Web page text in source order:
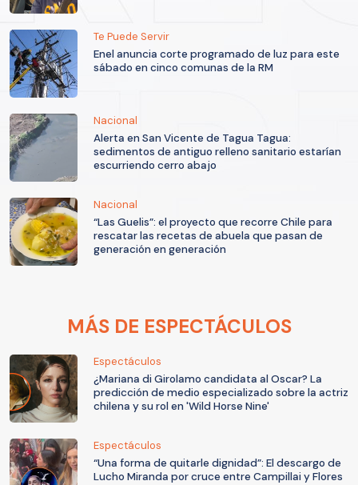
Te Puede Servir
Enel anuncia corte programado de luz para este
sábado en cinco comunas de la RM
Nacional
Alerta en San Vicente de Tagua Tagua:
sedimentos de antiguo relleno sanitario estarían
escurriendo cerro abajo
Nacional
“Las Guelis”: el proyecto que recorre Chile para
rescatar las recetas de abuela que pasan de
generación en generación
MÁS DE ESPECTÁCULOS
Espectáculos
¿Mariana di Girolamo candidata al Oscar? La
predicción de medio especializado sobre la actriz
chilena y su rol en 'Wild Horse Nine'
Espectáculos
“Una forma de quitarle dignidad”: El descargo de
Lucho Miranda por cruce entre Campillai y Flores